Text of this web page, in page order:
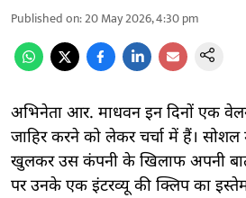
Published on:20 May 2026, 4:30 pm
अभिनेता आर. माधवन इन दिनों एक
जाहिर करने को लेकर चर्चा में हैं। सोशल
खुलकर उस कंपनी के खिलाफ अपनी
पर उनके एक इंटरव्यू की क्लिप का